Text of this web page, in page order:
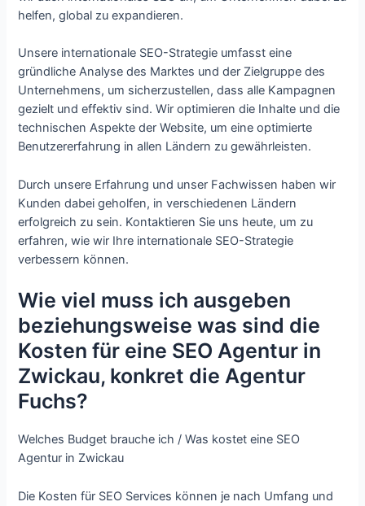
helfen, global zu expandieren.
Unsere internationale SEO-Strategie umfasst eine
gründliche Analyse des Marktes und der Zielgruppe des
Unternehmens, um sicherzustellen, dass alle Kampagnen
gezielt und effektiv sind. Wir optimieren die Inhalte und die
technischen Aspekte der Website, um eine optimierte
Benutzererfahrung in allen Ländern zu gewährleisten.
Durch unsere Erfahrung und unser Fachwissen haben wir
Kunden dabei geholfen, in verschiedenen Ländern
erfolgreich zu sein. Kontaktieren Sie uns heute, um zu
erfahren, wie wir Ihre internationale SEO-Strategie
verbessern können.
Wie viel muss ich ausgeben
beziehungsweise was sind die
Kosten für eine SEO Agentur in
Zwickau, konkret die Agentur
Fuchs?
Welches Budget brauche ich / Was kostet eine SEO
Agentur in Zwickau
Die Kosten für SEO Services können je nach Umfang und